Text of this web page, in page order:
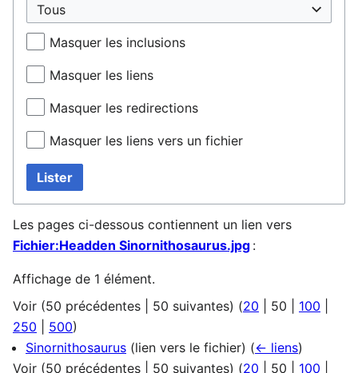
Tous
Masquer les inclusions
Masquer les liens
Masquer les redirections
Masquer les liens vers un fichier
Lister
Les pages ci-dessous contiennent un lien vers
Fichier:Headden Sinornithosaurus.jpg :
Affichage de 1 élément.
Voir (50 précédentes 50 suivantes) (20 50 100
250
500)
Sinornithosaurus (lien vers le fichier) (← liens)
Voir (50 précédentes 50 suivantes) (20 50 100